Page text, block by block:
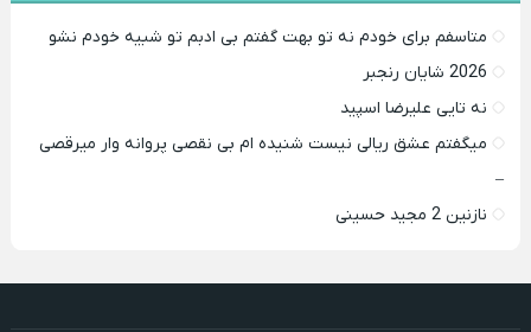
متاسفم برای خودم نه تو بهت گفتم بی ادبم تو شبیه خودم نشو ‌ ‌
2026 شایان رنجبر
نه تایی علیرضا اسپید
میگفتم عشق ریالی نیست شنیده ام بی نقصی پروانه وار میرقصی
–
نازنین 2 مجید حسینی